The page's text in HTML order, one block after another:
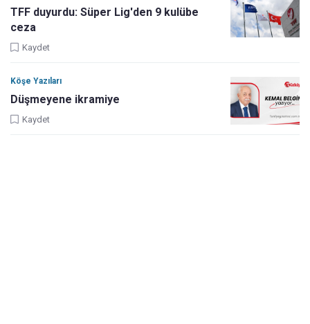
TFF duyurdu: Süper Lig'den 9 kulübe
ceza
Kaydet
Köşe Yazıları
Düşmeyene ikramiye
Kaydet